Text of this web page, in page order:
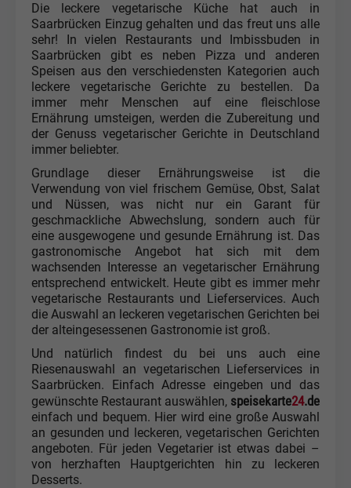
Die leckere vegetarische Küche hat auch in
Saarbrücken Einzug gehalten und das freut uns alle
sehr! In vielen Restaurants und Imbissbuden in
Saarbrücken gibt es neben Pizza und anderen
Speisen aus den verschiedensten Kategorien auch
leckere vegetarische Gerichte zu bestellen. Da
immer mehr Menschen auf eine fleischlose
Ernährung umsteigen, werden die Zubereitung und
der Genuss vegetarischer Gerichte in Deutschland
immer beliebter.
Grundlage dieser Ernährungsweise ist die
Verwendung von viel frischem Gemüse, Obst, Salat
und Nüssen, was nicht nur ein Garant für
geschmackliche Abwechslung, sondern auch für
eine ausgewogene und gesunde Ernährung ist. Das
gastronomische Angebot hat sich mit dem
wachsenden Interesse an vegetarischer Ernährung
entsprechend entwickelt. Heute gibt es immer mehr
vegetarische Restaurants und Lieferservices. Auch
die Auswahl an leckeren vegetarischen Gerichten bei
der alteingesessenen Gastronomie ist groß.
Und natürlich findest du bei uns auch eine
Riesenauswahl an vegetarischen Lieferservices in
Saarbrücken. Einfach Adresse eingeben und das
gewünschte Restaurant auswählen, speisekarte24.de
einfach und bequem. Hier wird eine große Auswahl
an gesunden und leckeren, vegetarischen Gerichten
angeboten. Für jeden Vegetarier ist etwas dabei –
von herzhaften Hauptgerichten hin zu leckeren
Desserts.